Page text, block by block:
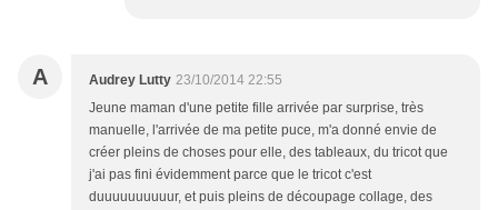
A Audrey Lutty 23/10/2014 22:55
Jeune maman d'une petite fille arrivée par surprise, très
manuelle, l'arrivée de ma petite puce, m'a donné envie de
créer pleins de choses pour elle, des tableaux, du tricot que
j'ai pas fini évidemment parce que le tricot c'est
duuuuuuuuuur, et puis pleins de découpage collage, des